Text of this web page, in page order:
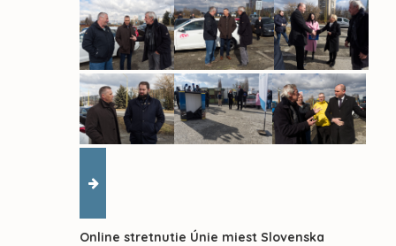
Online stretnutie Únie miest Slovenska